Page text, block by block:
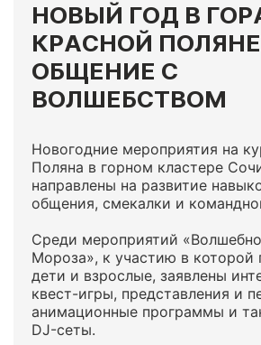
НОВЫЙ ГОД В
КРАСНОЙ
ОБЩЕНИЕ С
ВОЛШЕБСТВОМ
Новогодние мероприятия на
Поляна в горном кластере
направлены на развитие
общения, смекалки и
Среди мероприятий
Мороза», к участию в которой
дети и взрослые, заявлены
квест-игры, представления и
анимационные программы и
DJ-сеты.